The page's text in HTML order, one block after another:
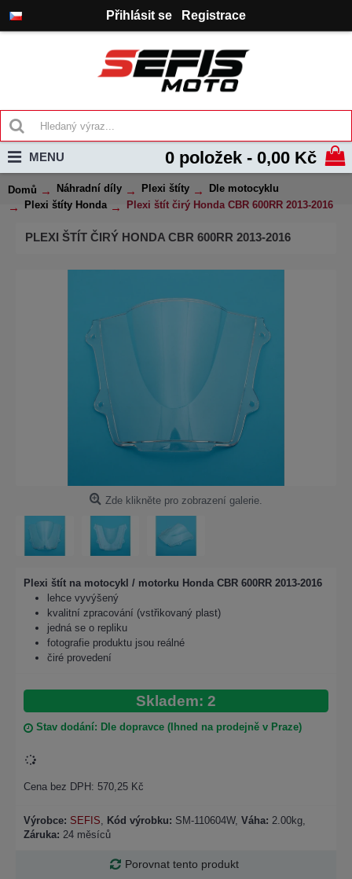
Přihlásit se Registrace
0 položek - 0,00 Kč
MENU
Domů Náhradní díly Plexi štíty
Dle motocyklu
Plexi štíty Honda
Plexi štít čirý Honda CBR 600RR 2013-2016
PLEXI ŠTÍT ČIRÝ HONDA CBR 600RR 2013-2016
Zde klikněte pro zobrazení galerie.
Plexi štít na motocykl / motorku Honda CBR 600RR 2013-2016
lehce vyvýšený
kvalitní zpracování (vstřikovaný plast)
jedná se o repliku
fotografie produktu jsou reálné
čiré provedení
Skladem: 2
Stav dodání: Dle dopravce (Ihned na prodejně v Praze)
Cena bez DPH: 570,25 Kč
Výrobce: SEFIS, Kód výrobku: SM-110604W, Váha: 2.00kg,
Záruka: 24 měsíců
Porovnat tento produkt